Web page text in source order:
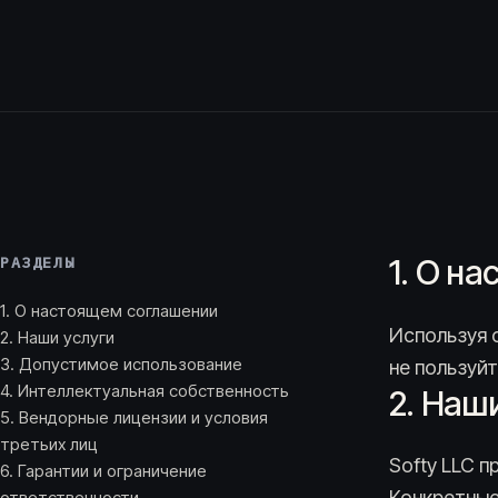
РАЗДЕЛЫ
1. О настоящем соглашении
2. Наши услуги
3. Допустимое использование
4. Интеллектуальная собственность
5. Вендорные лицензии и условия
третьих лиц
6. Гарантии и ограничение
1. О
Используя
не
2.
Softy LLC